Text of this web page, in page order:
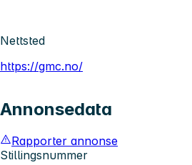
Nettsted
https://gmc.no/
Annonsedata
Rapporter annonse
Stillingsnummer